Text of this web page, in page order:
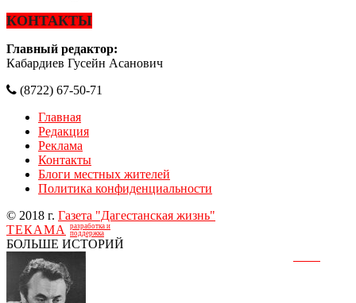
КОНТАКТЫ
Главный редактор:
Кабардиев Гусейн Асанович
(8722) 67-50-71
Главная
Редакция
Реклама
Контакты
Блоги местных жителей
Политика конфиденциальности
© 2018 г. Газета "Дагестанская жизнь"
ТЕКАМА
разработка и
поддержка
БОЛЬШЕ ИСТОРИЙ